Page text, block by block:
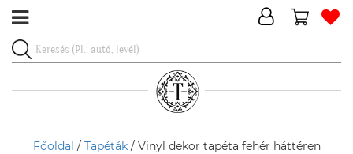
Főoldal / Tapéták/ Vinyl dekor tapéta fehér háttéren